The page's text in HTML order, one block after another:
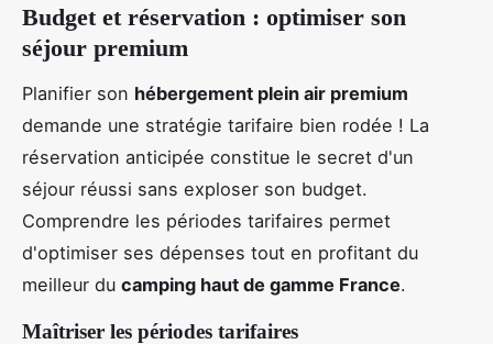
Budget et réservation : optimiser son
séjour premium
Planifier son hébergement plein air premium
demande une stratégie tarifaire bien rodée ! La
réservation anticipée constitue le secret d'un
séjour réussi sans exploser son budget.
Comprendre les périodes tarifaires permet
d'optimiser ses dépenses tout en profitant du
meilleur du camping haut de gamme France.
Maîtriser les périodes tarifaires